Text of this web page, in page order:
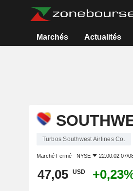
Marchés Actualités
Turbos Southwest Airlines Co.
Marché Fermé - NYSE 22:00:02 07/
47,05 USD